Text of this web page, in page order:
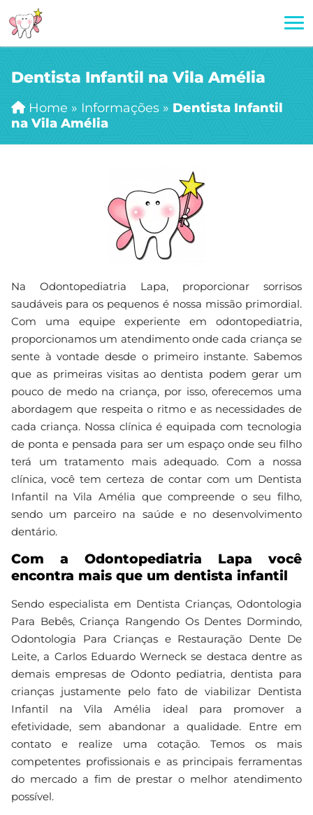
Dentista Infantil na Vila Amélia
Home » Informações » Dentista Infantil
na Vila Amélia
Na Odontopediatria Lapa, proporcionar sorrisos
saudáveis para os pequenos é nossa missão primordial.
Com uma equipe experiente em odontopediatria,
proporcionamos um atendimento onde cada criança se
sente à vontade desde o primeiro instante. Sabemos
que as primeiras visitas ao dentista podem gerar um
pouco de medo na criança, por isso, oferecemos uma
abordagem que respeita o ritmo e as necessidades de
cada criança. Nossa clínica é equipada com tecnologia
de ponta e pensada para ser um espaço onde seu filho
terá um tratamento mais adequado. Com a nossa
clínica, você tem certeza de contar com um Dentista
Infantil na Vila Amélia que compreende o seu filho,
sendo um parceiro na saúde e no desenvolvimento
dentário.
Com a Odontopediatria Lapa você
encontra mais que um dentista infantil
Sendo especialista em Dentista Crianças, Odontologia
Para Bebês, Criança Rangendo Os Dentes Dormindo,
Odontologia Para Crianças e Restauração Dente De
Leite, a Carlos Eduardo Werneck se destaca dentre as
demais empresas de Odonto pediatria, dentista para
crianças justamente pelo fato de viabilizar Dentista
Infantil na Vila Amélia ideal para promover a
efetividade, sem abandonar a qualidade. Entre em
contato e realize uma cotação. Temos os mais
competentes profissionais e as principais ferramentas
do mercado a fim de prestar o melhor atendimento
possível.